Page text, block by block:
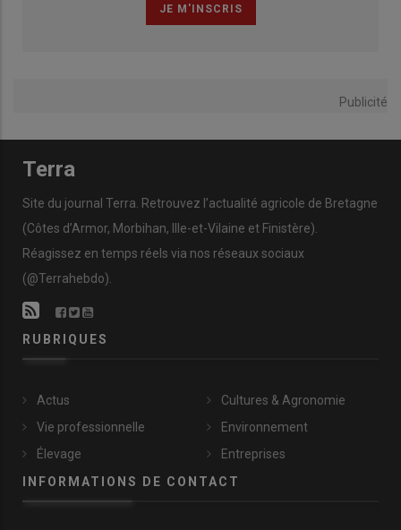
Publicité
Terra
Site du journal Terra. Retrouvez l’actualité agricole de Bretagne
(Côtes d’Armor, Morbihan, Ille-et-Vilaine et Finistère).
Réagissez en temps réels via nos réseaux sociaux
(@Terrahebdo).
RUBRIQUES
Actus
Vie professionnelle
Élevage
Cultures & Agronomie
Environnement
Entreprises
INFORMATIONS DE CONTACT